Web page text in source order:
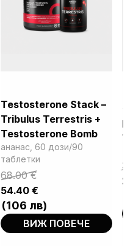
Testosterone Stack –
Tribulus Terrestris +
Testosterone Bomb
ананас, 60 дози/90
таблетки
68.00€
Original
price
was:
68.00 €.
54.40 €
Current
price
is:
54.40 €.
(106 лв)
ВИЖ ПОВЕЧЕ